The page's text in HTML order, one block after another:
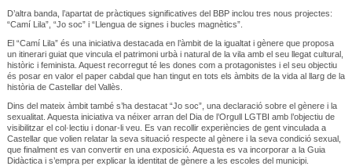
D’altra banda, l’apartat de pràctiques significatives del BBP inclou tres nous projectes:
“Camí Lila”, “Jo soc” i “Llengua de signes i bucles magnètics”.
El “Camí Lila” és una iniciativa destacada en l’àmbit de la igualtat i gènere que proposa
un itinerari guiat que vincula el patrimoni urbà i natural de la vila amb el seu llegat cultural,
històric i feminista. Aquest recorregut té les dones com a protagonistes i el seu objectiu
és posar en valor el paper cabdal que han tingut en tots els àmbits de la vida al llarg de la
història de Castellar del Vallès.
Dins del mateix àmbit també s’ha destacat “Jo soc”, una declaració sobre el gènere i la
sexualitat. Aquesta iniciativa va néixer arran del Dia de l’Orgull LGTBI amb l’objectiu de
visibilitzar el col·lectiu i donar-li veu. Es van recollir experiències de gent vinculada a
Castellar que volien relatar la seva situació respecte al gènere i la seva condició sexual,
que finalment es van convertir en una exposició. Aquesta es va incorporar a la Guia
Didàctica i s’empra per explicar la identitat de gènere a les escoles del municipi.